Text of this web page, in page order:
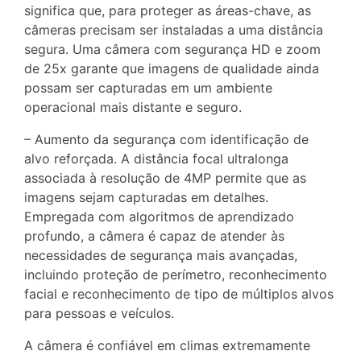
significa que, para proteger as áreas-chave, as
câmeras precisam ser instaladas a uma distância
segura. Uma câmera com segurança HD e zoom
de 25x garante que imagens de qualidade ainda
possam ser capturadas em um ambiente
operacional mais distante e seguro.
– Aumento da segurança com identificação de
alvo reforçada. A distância focal ultralonga
associada à resolução de 4MP permite que as
imagens sejam capturadas em detalhes.
Empregada com algoritmos de aprendizado
profundo, a câmera é capaz de atender às
necessidades de segurança mais avançadas,
incluindo proteção de perímetro, reconhecimento
facial e reconhecimento de tipo de múltiplos alvos
para pessoas e veículos.
A câmera é confiável em climas extremamente